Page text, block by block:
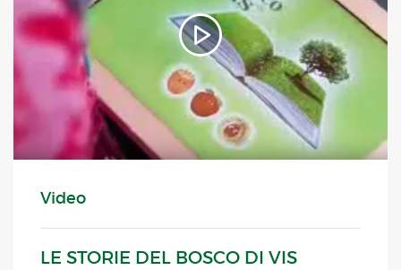
Video
LE STORIE DEL BOSCO DI VIS